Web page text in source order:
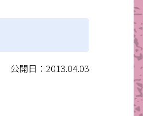
公開日：2013.04.03